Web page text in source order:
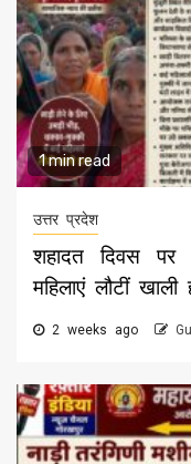
1 min read
उत्तर प्रदेश
शहादत दिवस पर
महिलाएं लौटीं खाली
2 weeks ago